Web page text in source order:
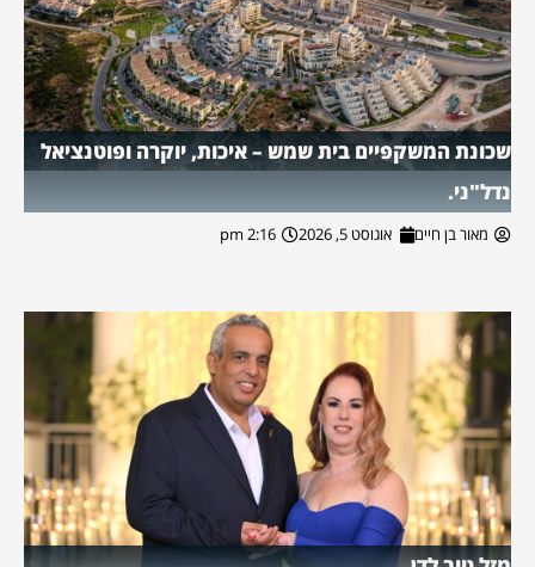
שכונת המשקפיים בית שמש – איכות, יוקרה ופוטנציאל
נדל"ני.
מאור בן חיים אוגוסט 5, 2026 2:16 pm